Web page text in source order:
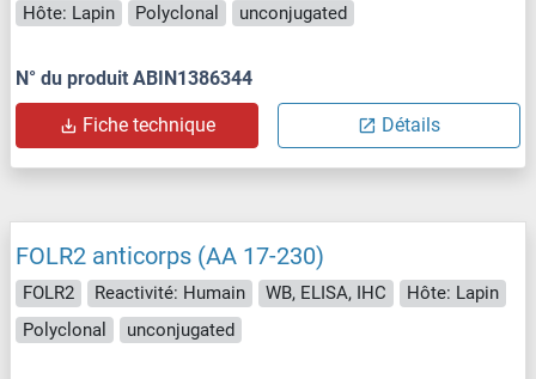
Hôte: Lapin
Polyclonal unconjugated
N° du produit ABIN1386344
Fiche technique Détails
FOLR2 anticorps (AA 17-230)
FOLR2 Reactivité: Humain WB, ELISA, IHC
Hôte: Lapin
Polyclonal
unconjugated